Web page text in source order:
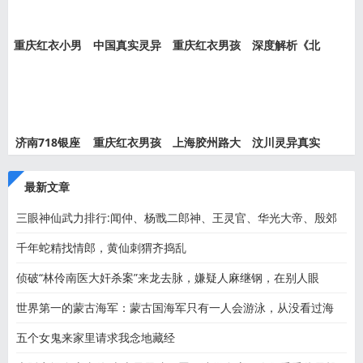
重庆红衣小男
中国真实灵异
重庆红衣男孩
深度解析《北
济南718银座
重庆红衣男孩
上海胶州路大
汶川灵异真实
最新文章
三眼神仙武力排行:闻仲、杨戬二郎神、王灵官、华光大帝、殷郊
千年蛇精找情郎，黄仙刺猬齐捣乱
侦破“林伶南医大奸杀案”来龙去脉，嫌疑人麻继钢，在别人眼
世界第一的蒙古海军：蒙古国海军只有一人会游泳，从没看过海
五个女鬼来家里请求我念地藏经